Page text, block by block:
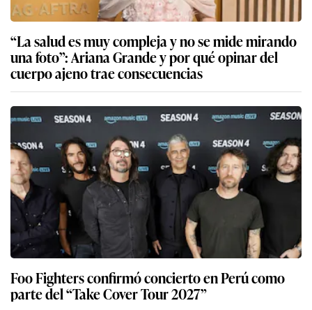
“La salud es muy compleja y no se mide mirando
una foto”: Ariana Grande y por qué opinar del
cuerpo ajeno trae consecuencias
Foo Fighters confirmó concierto en Perú como
parte del “Take Cover Tour 2027”